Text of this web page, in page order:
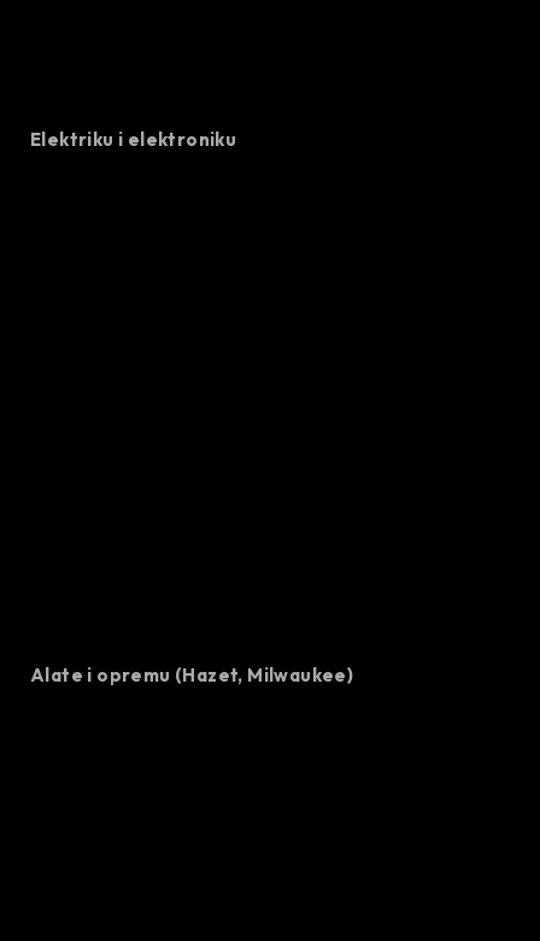
Elektriku i elektroniku
Alate i opremu (Hazet, Milwaukee)